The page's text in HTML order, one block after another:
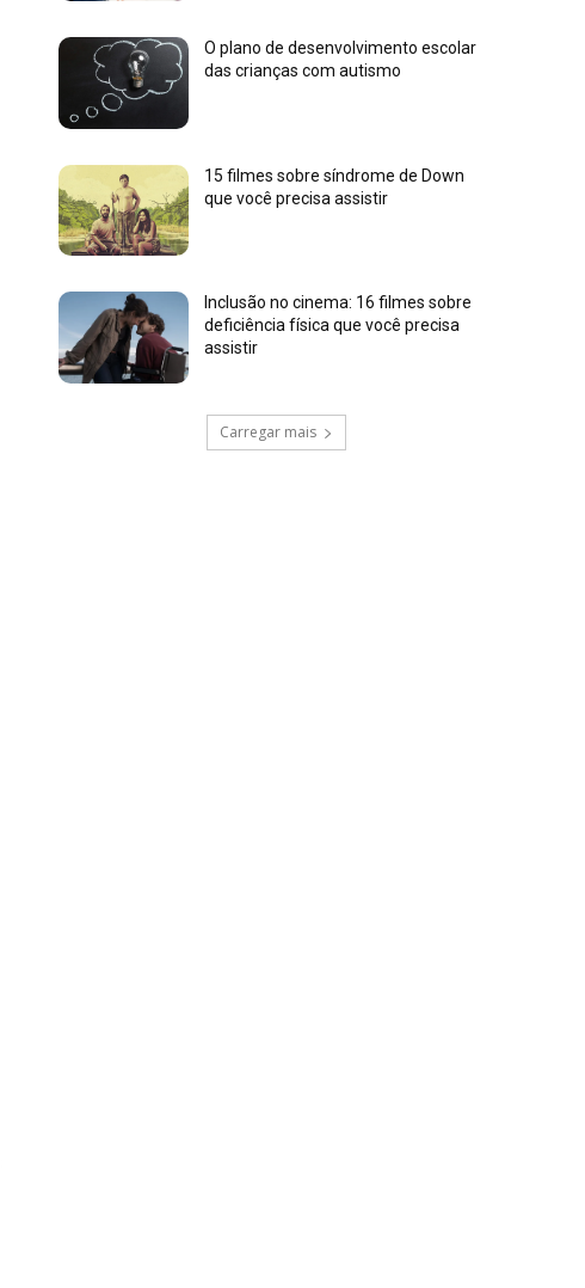
O plano de desenvolvimento escolar
das crianças com autismo
15 filmes sobre síndrome de Down
que você precisa assistir
Inclusão no cinema: 16 filmes sobre
deficiência física que você precisa
assistir
Carregar mais